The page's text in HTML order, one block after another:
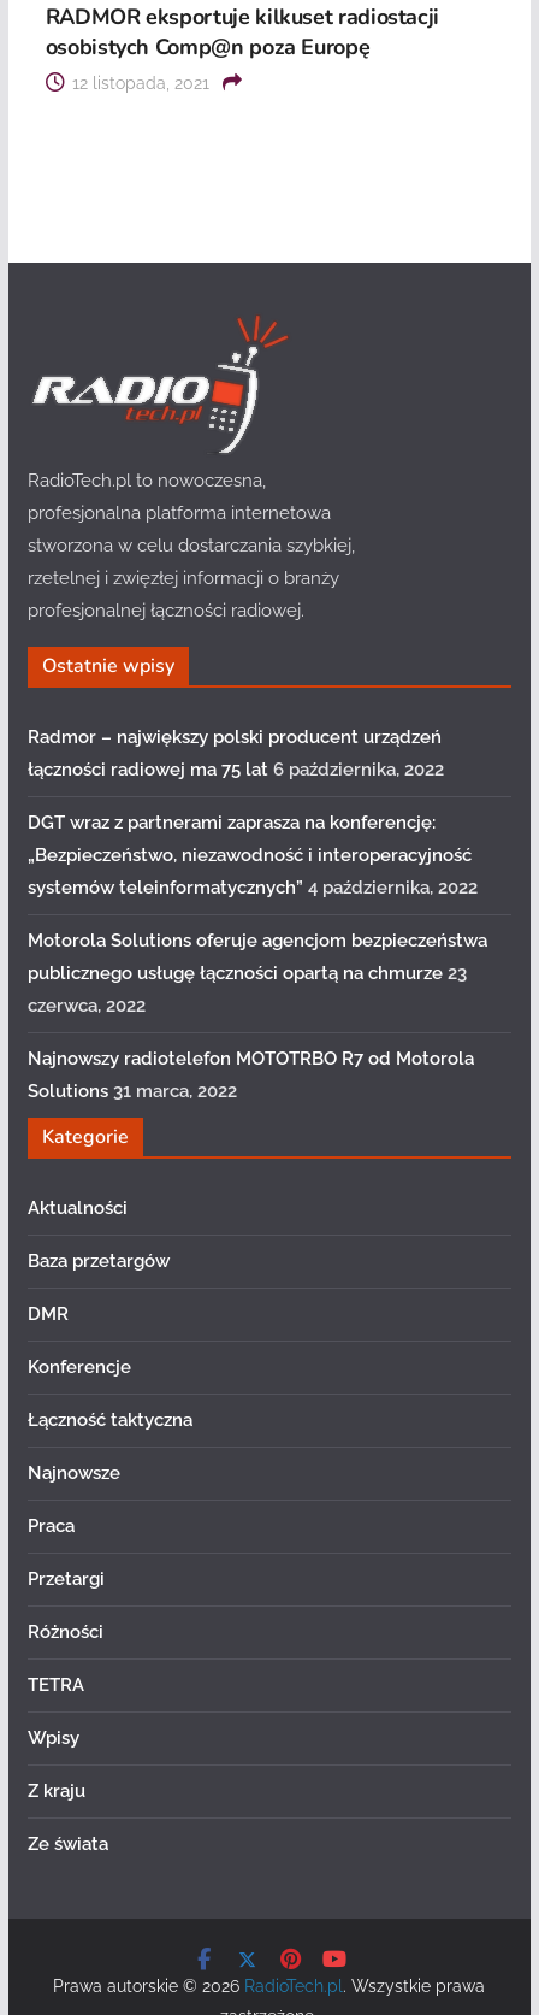
RADMOR eksportuje kilkuset radiostacji
osobistych Comp@n poza Europę
12 listopada, 2021
RadioTech.pl to nowoczesna,
profesjonalna platforma internetowa
stworzona w celu dostarczania szybkiej,
rzetelnej i zwięzłej informacji o branży
profesjonalnej łączności radiowej.
Ostatnie wpisy
Radmor – największy polski producent urządzeń
łączności radiowej ma 75 lat 6 października, 2022
DGT wraz z partnerami zaprasza na konferencję:
„Bezpieczeństwo, niezawodność i interoperacyjność
systemów teleinformatycznych” 4 października, 2022
Motorola Solutions oferuje agencjom bezpieczeństwa
publicznego usługę łączności opartą na chmurze 23
czerwca, 2022
Najnowszy radiotelefon MOTOTRBO R7 od Motorola
Solutions 31 marca, 2022
Kategorie
Aktualności
Baza przetargów
DMR
Konferencje
Łączność taktyczna
Najnowsze
Praca
Przetargi
Różności
TETRA
Wpisy
Z kraju
Ze świata
Prawa autorskie © 2026 RadioTech.pl . Wszystkie prawa